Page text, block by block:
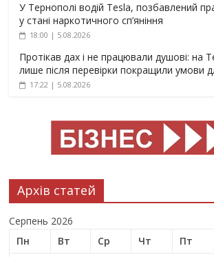
У Тернополі водій Tesla, позбавлений
у стані наркотичного сп’яніння
18:00 | 5.08.2026
Протікав дах і не працювали душові: на
лише після перевірки покращили умови
17:22 | 5.08.2026
Архів статей
Серпень 2026
Пн
Вт Ср Чт Пт